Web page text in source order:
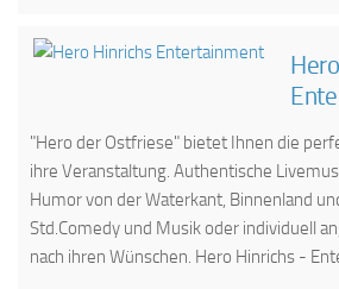
"Hero der Ostfriese" bietet Ihnen die
ihre Veranstaltung. Authentische
Humor von der Waterkant, Binnenland
Std.Comedy und Musik oder individuell
nach ihren Wünschen. Hero Hinrichs -